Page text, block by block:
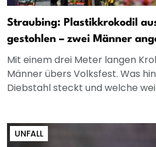
Straubing: Plastikkrokodil
gestohlen – zwei Männer
Mit einem drei Meter langen
Männer übers Volksfest. Was
Diebstahl steckt und welche
UNFALL